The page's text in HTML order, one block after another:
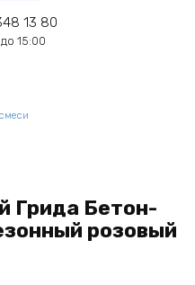
13 80
15:00
Грида Бетон-
розовый